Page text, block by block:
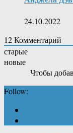
24.10.2022
12Комментарий
старые
новые
Чтобы
Follow: